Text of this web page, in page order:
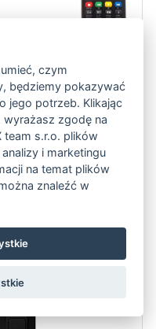
KODU do projektorów
ADD TO CART
czym
będziemy pokazywać
jego potrzeb. Klikając
zgodę na
team s.r.o. plików
i marketingu
na temat plików
znaleźć w